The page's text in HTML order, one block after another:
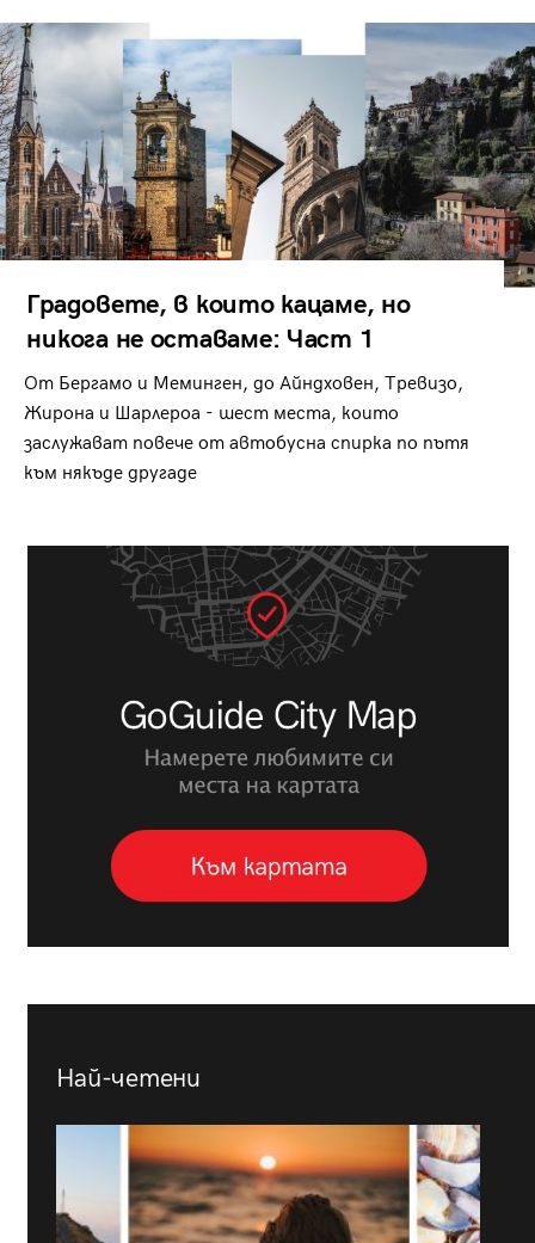
Градовете, в които кацаме, но
никога не оставаме: Част 1
От Бергамо и Меминген, до Айндховен, Тревизо,
Жирона и Шарлероа - шест места, които
заслужават повече от автобусна спирка по пътя
към някъде другаде
Най-четени